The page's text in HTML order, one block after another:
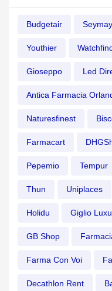
Budgetair
Youthier
Gioseppo Led
Antica Farmacia
Naturesfinest
Farmacart
Pepemio Tempur
Thun Uniplaces
Holidu Giglio
GB Shop
Farma Con Voi
Decathlon Rent